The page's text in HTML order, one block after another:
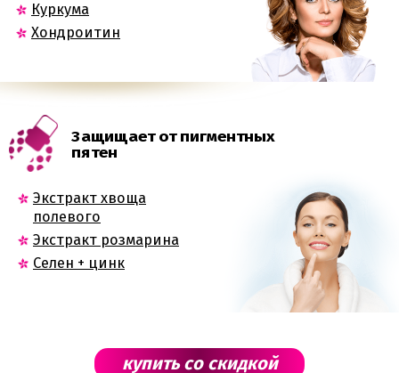
Куркума
Хондроитин
Защищает от пигментных
пятен
Экстракт хвоща
полевого
Экстракт розмарина
Селен + цинк
купить со скидкой